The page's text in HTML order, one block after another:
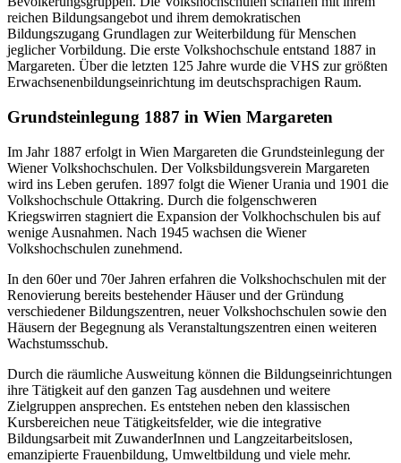
reichen Bildungsangebot und ihrem demokratischen
Bildungszugang Grundlagen zur Weiterbildung für Menschen
jeglicher Vorbildung. Die erste Volkshochschule entstand 1887 in
Margareten. Über die letzten 125 Jahre wurde die VHS zur größten
Erwachsenenbildungseinrichtung im deutschsprachigen Raum.
Grundsteinlegung 1887 in Wien Margareten
Im Jahr 1887 erfolgt in Wien Margareten die Grundsteinlegung der
Wiener Volkshochschulen. Der Volksbildungsverein Margareten
wird ins Leben gerufen. 1897 folgt die Wiener Urania und 1901 die
Volkshochschule Ottakring. Durch die folgenschweren
Kriegswirren stagniert die Expansion der Volkhochschulen bis auf
wenige Ausnahmen. Nach 1945 wachsen die Wiener
Volkshochschulen zunehmend.
In den 60er und 70er Jahren erfahren die Volkshochschulen mit der
Renovierung bereits bestehender Häuser und der Gründung
verschiedener Bildungszentren, neuer Volkshochschulen sowie den
Häusern der Begegnung als Veranstaltungszentren einen weiteren
Wachstumsschub.
Durch die räumliche Ausweitung können die Bildungseinrichtungen
ihre Tätigkeit auf den ganzen Tag ausdehnen und weitere
Zielgruppen ansprechen. Es entstehen neben den klassischen
Kursbereichen neue Tätigkeitsfelder, wie die integrative
Bildungsarbeit mit ZuwanderInnen und Langzeitarbeitslosen,
emanzipierte Frauenbildung, Umweltbildung und viele mehr.